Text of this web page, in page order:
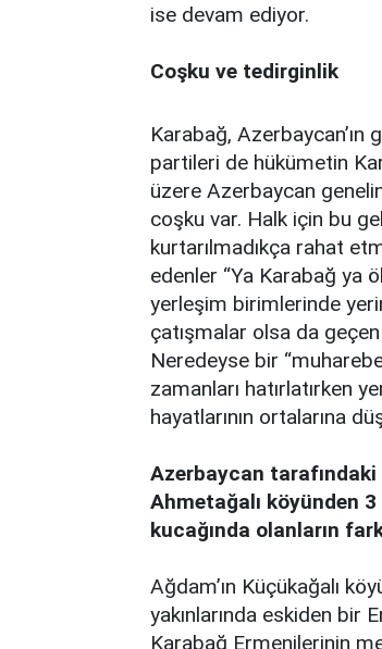
ise devam ediyor.
Coşku ve tedirginlik
Karabağ,
partileri de hükümetin
üzere Azerbaycan
coşku var. Halk için bu
kurtarılmadıkça rahat
edenler “Ya Karabağ ya
yerleşim birimlerinde
çatışmalar olsa da
Neredeyse bir
zamanları hatırlatırken
hayatlarının ortalarına
Azerbaycan tarafındaki
Ahmetağalı köyünden
kucağında olanların
Ağdam’ın Küçükağalı
yakınlarında eskiden bir
Karabağ Ermenilerinin